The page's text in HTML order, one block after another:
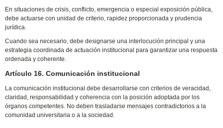
En situaciones de crisis, conflicto, emergencia o especial exposición pública,
debe actuarse con unidad de criterio, rapidez proporcionada y prudencia
jurídica.
Cuando sea necesario, debe designarse una interlocución principal y una
estrategia coordinada de actuación institucional para garantizar una respuesta
ordenada y coherente.
Artículo 16. Comunicación institucional
La comunicación institucional debe desarrollarse con criterios de veracidad,
claridad, responsabilidad y coherencia con la posición adoptada por los
órganos competentes. No deben trasladarse mensajes contradictorios a la
comunidad universitaria o a la sociedad.